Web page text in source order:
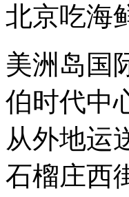
北京吃海
美洲岛国
伯时代中
从外地运
石榴庄西